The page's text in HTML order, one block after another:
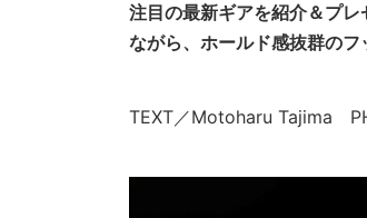
注目の最新ギアを紹介＆プ
ながら、ホールド感抜群のフ
TEXT／Motoharu Tajima